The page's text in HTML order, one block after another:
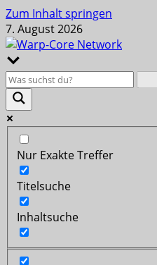
Zum Inhalt springen
7. August 2026
Nur Exakte Treffer
Titelsuche
Inhaltsuche